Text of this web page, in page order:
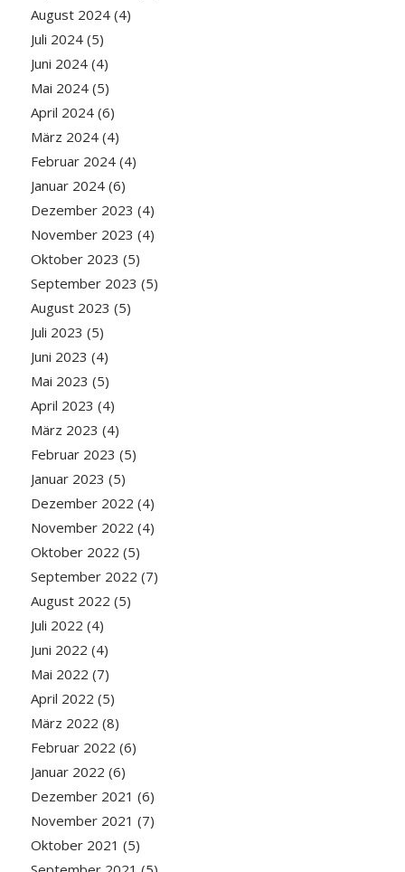
August 2024(4)
Juli 2024(5)
Juni 2024(4)
Mai 2024(5)
April 2024(6)
März 2024(4)
Februar 2024(4)
Januar 2024(6)
Dezember 2023 (4)
November 2023 (4)
Oktober 2023 (5)
September 2023 (5)
August 2023 (5)
Juli 2023 (5)
Juni 2023 (4)
Mai 2023 (5)
April 2023 (4)
März 2023 (4)
Februar 2023 (5)
Januar 2023 (5)
Dezember 2022 (4)
November 2022 (4)
Oktober 2022 (5)
September 2022 (7)
August 2022 (5)
Juli 2022 (4)
Juni 2022 (4)
Mai 2022 (7)
April 2022 (5)
März 2022 (8)
Februar 2022 (6)
Januar 2022 (6)
Dezember 2021 (6)
November 2021 (7)
Oktober 2021 (5)